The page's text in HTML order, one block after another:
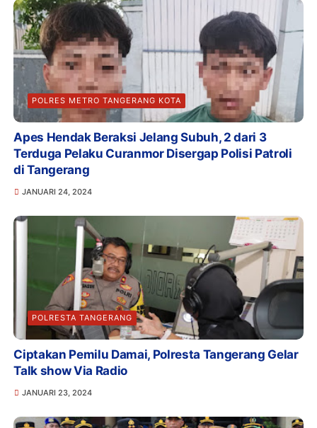
POLRES METRO TANGERANG KOTA
Apes Hendak Beraksi Jelang Subuh, 2 dari 3
Terduga Pelaku Curanmor Disergap Polisi Patroli
di Tangerang
JANUARI 24, 2024
POLRESTA TANGERANG
Ciptakan Pemilu Damai, Polresta Tangerang Gelar
Talk show Via Radio
JANUARI 23, 2024